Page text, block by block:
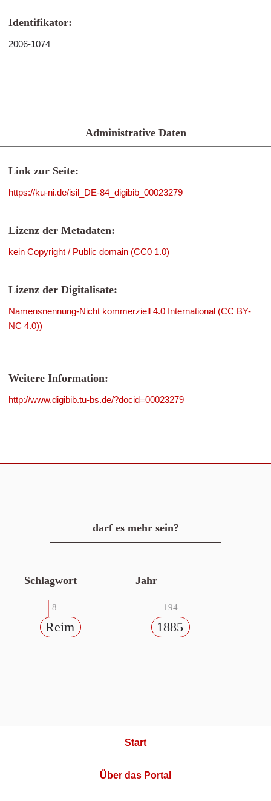
Identifikator:
2006-1074
Administrative Daten
Link zur Seite:
https://ku-ni.de/isil_DE-84_digibib_00023279
Lizenz der Metadaten:
kein Copyright / Public domain (CC0 1.0)
Lizenz der Digitalisate:
Namensnennung-Nicht kommerziell 4.0 International (CC BY-
NC 4.0))
Weitere Information:
http://www.digibib.tu-bs.de/?docid=00023279
darf es mehr sein?
Schlagwort
8
Reim
Jahr
194
1885
Start
Über das Portal